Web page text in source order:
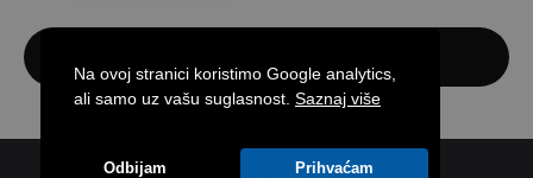
Na ovoj stranici koristimo Google analytics,
ali samo uz vašu suglasnost. Saznaj više
Odbijam Prihvaćam